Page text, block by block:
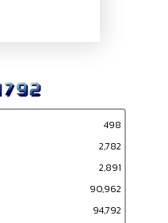
498
2,782
2,891
90,962
94,792